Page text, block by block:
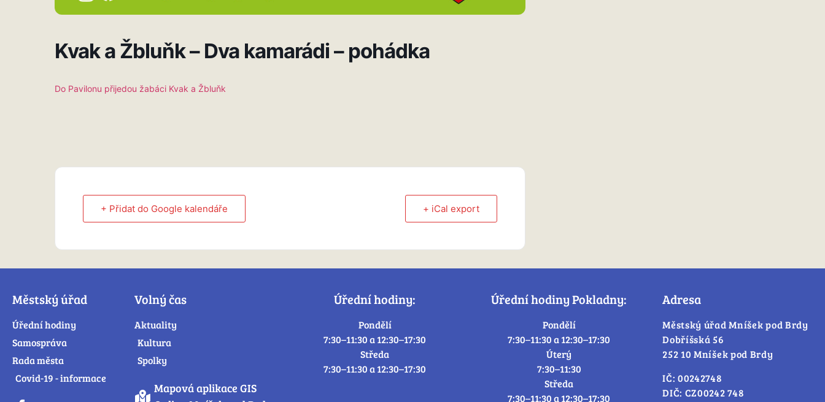
Kvak a Žbluňk – Dva kamarádi – pohádka
Do Pavilonu přijedou žabáci Kvak a Žbluňk
+ Přidat do Google kalendáře + iCal export
Městský úřad
Úřední hodiny
Samospráva
Rada města
Covid-19 - informace
Volný čas
Aktuality
Kultura
Spolky
Mapová aplikace GIS
Úřední hodiny:
Pondělí
7:30–11:30 a 12:30–17:30
Středa
7:30–11:30 a 12:30–17:30
Úřední hodiny Pokladny:
Pondělí
7:30–11:30 a 12:30–17:30
Úterý
7:30–11:30
Středa
7:30–11:30 a 12:30–17:30
Adresa
Městský úřad Mníšek pod Brdy
Dobříšská 56
252 10 Mníšek pod Brdy
IČ: 00242748
DIČ: CZ00242 748